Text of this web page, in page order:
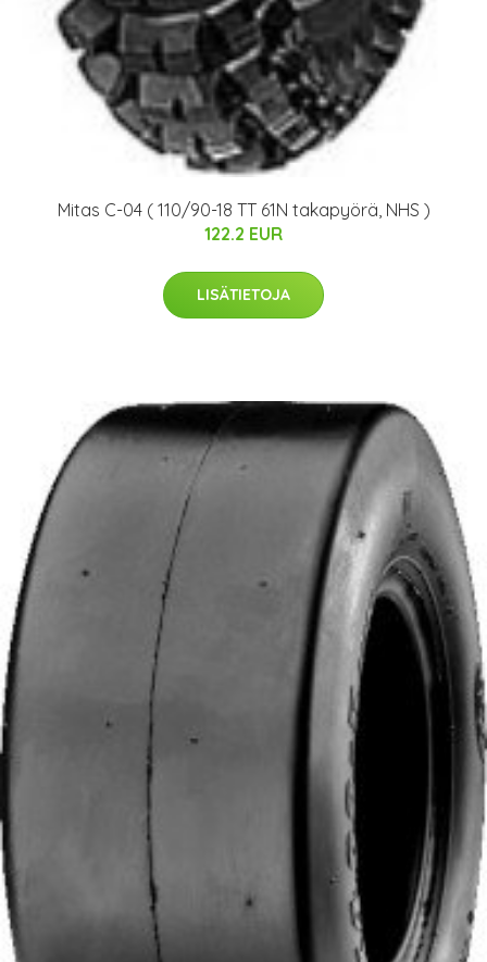
Mitas C-04 ( 110/90-18 TT 61N takapyörä, NHS )
122.2 EUR
LISÄTIETOJA